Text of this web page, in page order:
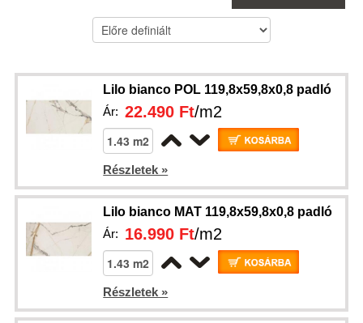
Lilo bianco POL 119,8x59,8x0,8 padló
Ár: 22.490 Ft/m2
Részletek »
Lilo bianco MAT 119,8x59,8x0,8 padló
Ár: 16.990 Ft/m2
Részletek »